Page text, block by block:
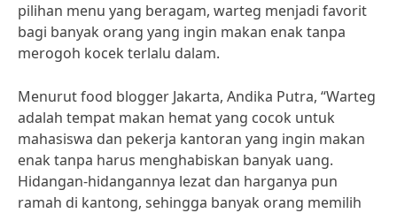
pilihan menu yang beragam, warteg menjadi favorit
bagi banyak orang yang ingin makan enak tanpa
merogoh kocek terlalu dalam.
Menurut food blogger Jakarta, Andika Putra, “Warteg
adalah tempat makan hemat yang cocok untuk
mahasiswa dan pekerja kantoran yang ingin makan
enak tanpa harus menghabiskan banyak uang.
Hidangan-hidangannya lezat dan harganya pun
ramah di kantong, sehingga banyak orang memilih